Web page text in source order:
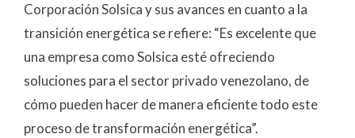
Corporación Solsica y sus avances en cuanto a la
transición energética se refiere: “Es excelente que
una empresa como Solsica esté ofreciendo
soluciones para el sector privado venezolano, de
cómo pueden hacer de manera eficiente todo este
proceso de transformación energética”.